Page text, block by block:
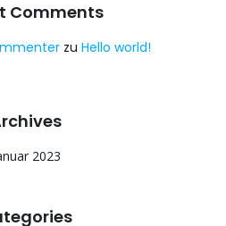
Comments
zu Hello world!
2023